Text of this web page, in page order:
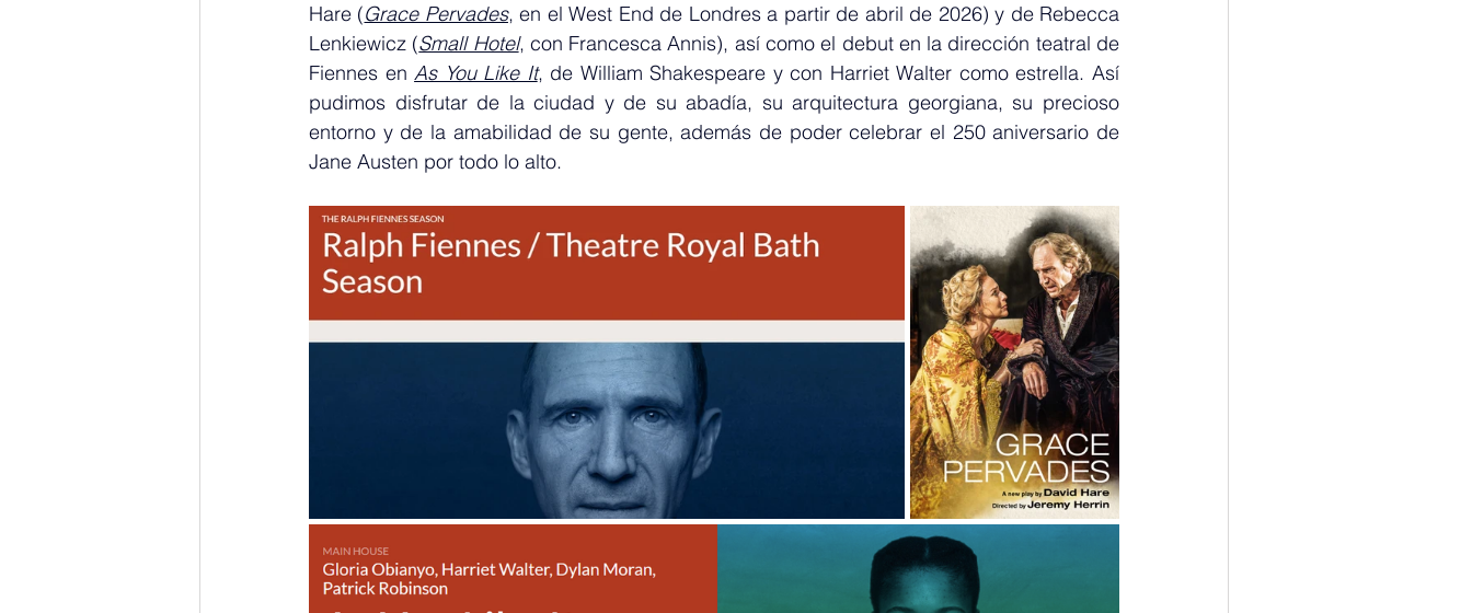
Hare (Grace Pervades, en el West End de Londres a partir de abril de 2026) y de Rebecca
Lenkiewicz (Small Hotel, con Francesca Annis), así como el debut en la dirección teatral de
Fiennes en As You Like It, de William Shakespeare y con Harriet Walter como estrella. Así
pudimos disfrutar de la ciudad y de su abadía, su arquitectura georgiana, su precioso
entorno y de la amabilidad de su gente, además de poder celebrar el 250 aniversario de
Jane Austen por todo lo alto.